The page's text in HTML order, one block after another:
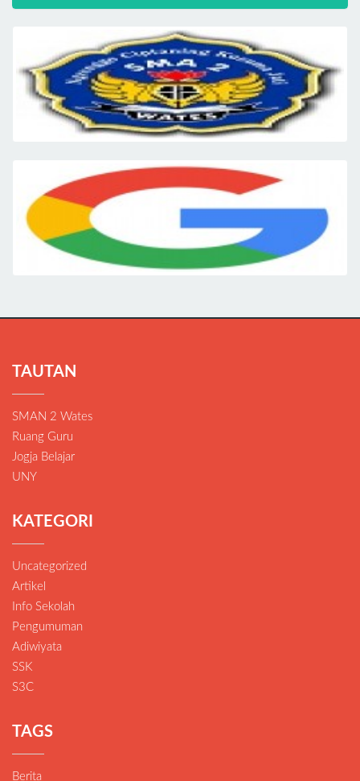
TAUTAN
SMAN 2 Wates
Ruang Guru
Jogja Belajar
UNY
KATEGORI
Uncategorized
Artikel
Info Sekolah
Pengumuman
Adiwiyata
SSK
S3C
TAGS
Berita